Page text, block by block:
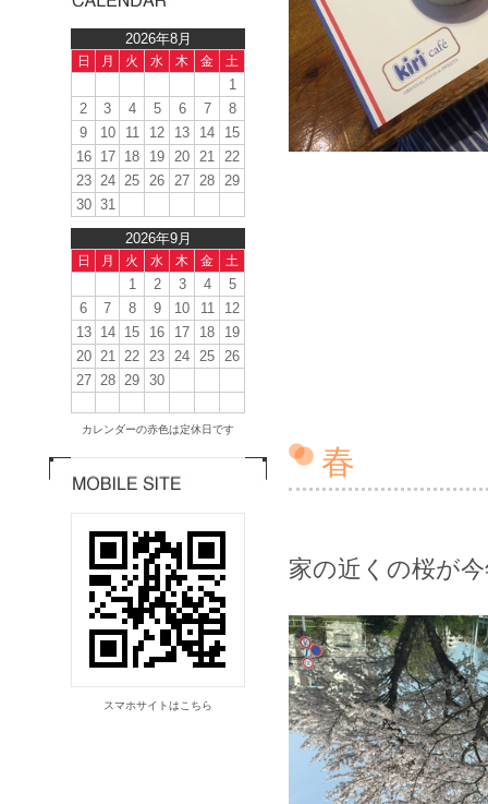
2026年8月
日 月 火 水 木 金 土
1
2
3 4 5 6 7
8
9
10 11 12 13 14
15
16
17 18 19 20 21 22
23 24 25 26 27 28 29
30 31
2026年9月
日 月 火 水 木 金 土
1 2 3 4
5
6
7 8 9 10 11
12
13
14 15 16 17 18
19
20 21 22 23 24 25 26
27 28 29 30
カレンダーの赤色は定休日です
スマホサイトはこちら
春
家の近くの桜が